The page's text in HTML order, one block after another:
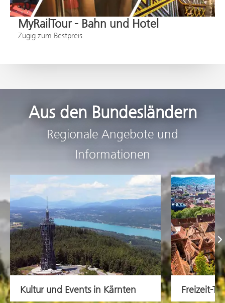
MyRailTour - Bahn und Hotel
Zügig zum Bestpreis.
Aus den Bundesländern
Regionale Angebote und
Informationen
Kultur und Events in Kärnten Freizeit-